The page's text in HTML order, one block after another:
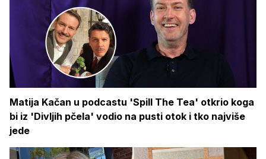
Matija Kačan u podcastu 'Spill The Tea' otkrio koga
bi iz 'Divljih pčela' vodio na pusti otok i tko najviše
jede